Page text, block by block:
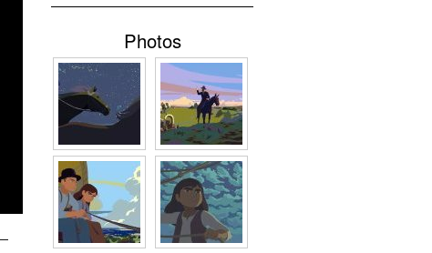
Photos